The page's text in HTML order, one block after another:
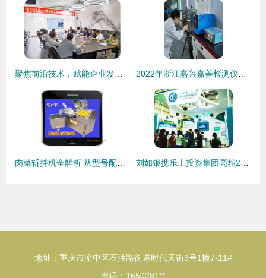
地址：重庆市渝中区石油路街道时代天街3号1幢7-11#
电话：1650281**